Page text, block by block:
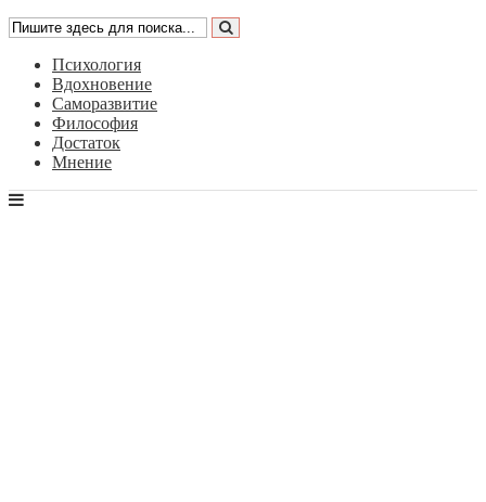
Психология
Вдохновение
Саморазвитие
Философия
Достаток
Мнение